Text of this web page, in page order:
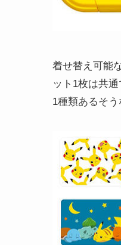
着せ替え可能
ット1枚は共
1種類あるそ